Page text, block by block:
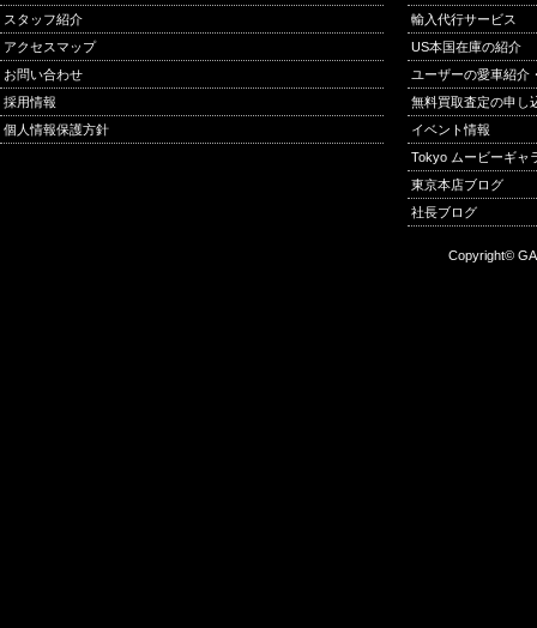
スタッフ紹介
アクセスマップ
お問い合わせ
採用情報
個人情報保護方針
輸入代行サービス
US本国在庫の紹介
ユーザーの愛車紹介
無料買取査定の申し
イベント情報
Tokyo ムービーギャ
東京本店ブログ
社長ブログ
Copyright©